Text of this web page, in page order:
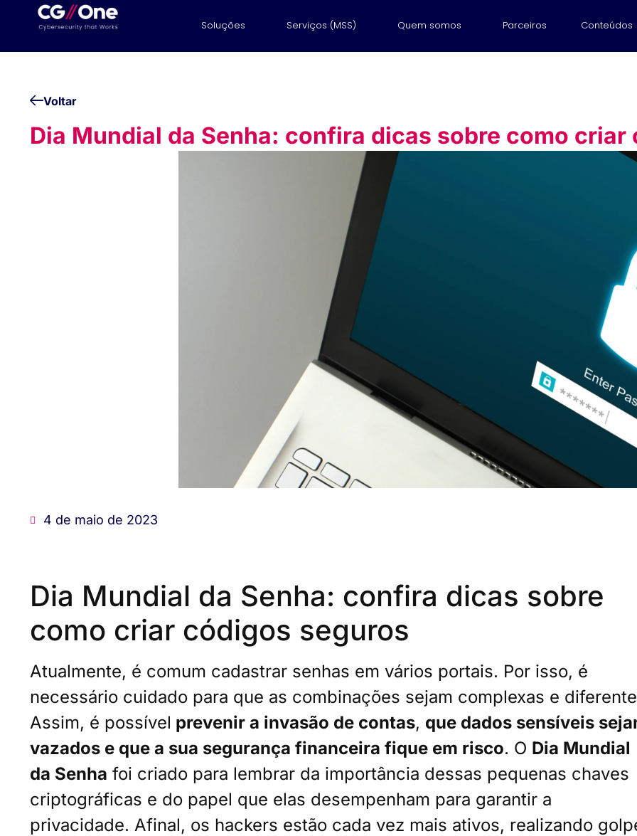
Soluções Serviços (MSS) Quem somos Parceiros Conteúdos
Voltar
Dia Mundial da Senha: confira dicas sobre como
4 de maio de 2023
Dia Mundial da Senha: confira dicas sobre
como criar códigos seguros
Atualmente, é comum cadastrar senhas em vários portais. Por isso, é
necessário cuidado para que as combinações sejam complexas e
Assim, é possível prevenir a invasão de contas, que dados sensíveis
vazados e que a sua segurança financeira fique em risco. O Dia Mundial
da Senha foi criado para lembrar da importância dessas pequenas chaves
criptográficas e do papel que elas desempenham para garantir a
privacidade. Afinal, os hackers estão cada vez mais ativos, realizando